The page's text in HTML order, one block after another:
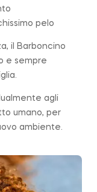
pelo
il Barboncino
e sempre
agli
umano, per
ambiente.